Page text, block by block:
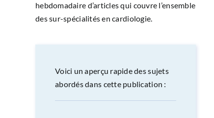
hebdomadaire d’articles qui couvre l’ensemble
des sur-spécialités en cardiologie.
Voici un aperçu rapide des sujets
abordés dans cette publication :